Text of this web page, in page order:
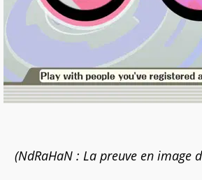
(NdRaHaN : La preuve en image